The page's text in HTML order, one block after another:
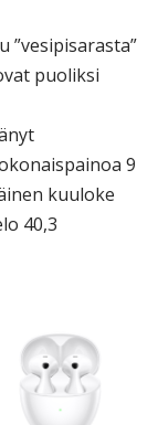
”vesipisarasta”
puoliksi
9
kuuloke
40,3